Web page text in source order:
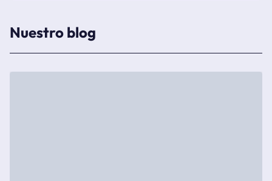
Nuestro blog